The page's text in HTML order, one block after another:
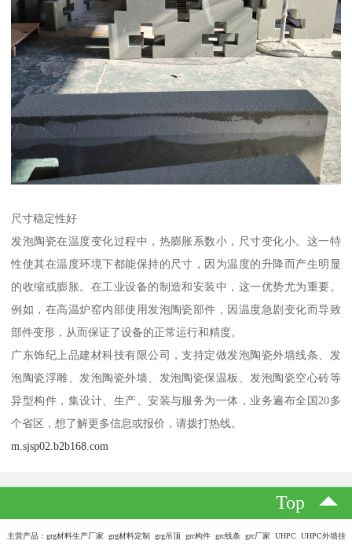
尺寸稳定性好
发泡陶瓷在温度变化过程中，热膨胀系数小，尺寸变化小。这一特
性使其在温度环境下都能保持的尺寸，因为温度的升降而产生明显
的收缩或膨胀。在工业设备的制造和安装中，这一优势尤为重要。
例如，在高温炉窑内部使用发泡陶瓷部件，因温度急剧变化而导致
部件变形，从而保证了设备的正常运行和精度。
广东饰纪上品建材科技有限公司，支持定做发泡陶瓷外墙线条、发
泡陶瓷浮雕、发泡陶瓷外墙、发泡陶瓷保温板、发泡陶瓷空心砖等
异型构件，集设计、生产、安装与服务为一体，业务遍布全国20多
个省区，想了解更多信息或报价，请拨打热线。
m.sjsp02.b2b168.com
Top
主营产品：grg材料生产厂家 grg材料定制 grg吊顶 grc构件 grc线条 grc厂家 UHPC UHPC外墙挂